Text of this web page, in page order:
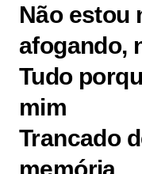
Não estou
afogando,
Tudo
mim
Trancado